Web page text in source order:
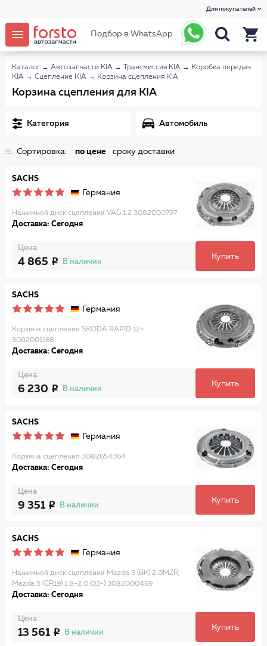
Для покупателей
Подбор в WhatsApp
Каталог → Автозапчасти KIA → Трансмиссия KIA → Коробка передач
KIA → Сцепление KIA → Корзина сцепления KIA
Корзина сцепления для KIA
Категория Автомобиль
Сортировка: по цене сроку доставки
SACHS
Германия
Нажимной диск сцепления VAG 1.2 3082000797
Доставка: Сегодня
Цена
4 865 В наличии
Купить
SACHS
Германия
Корзина сцепления SKODA RAPID 12>
3082001168
Доставка: Сегодня
Цена
6 230 В наличии
Купить
SACHS
Германия
Корзина сцепления 3082654364
Доставка: Сегодня
Цена
9 351 В наличии
Купить
SACHS
Германия
Нажимной диск сцепления Mazda 3 (BK) 2.0MZR,
Mazda 5 (CR19) 1.8-2.0 (03-) 3082000469
Доставка: Сегодня
Цена
13 561 В наличии
Купить